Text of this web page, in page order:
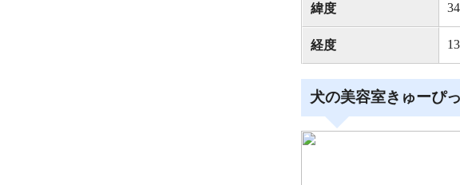
緯度
経度
犬の美容室きゅーぴ